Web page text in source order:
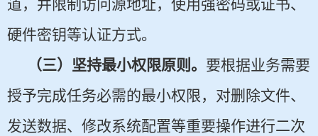
道，并限制访问源地址，使用强密码或证书、
硬件密钥等认证方式。
（三）坚持最小权限原则。 要根据业务需要
授予完成任务必需的最小权限，对删除文件、
发送数据、修改系统配置等重要操作进行二次